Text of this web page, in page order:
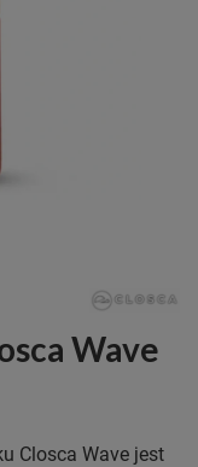
Wave
Closca Wave jest